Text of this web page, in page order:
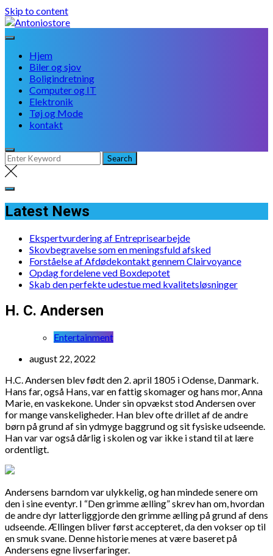
Skip to content
Hjem
Biler og sjov
Boligindretning
Computer og IT
Elektronik
Tøj og Mode
kontakt
Latest News
Ekspertvurdering af Entreprisearbejde
Skovbegravelse som en meningsfuld afsked
Forståelse af Afdødekontakt gennem Clairvoyance
Opdag fordelene ved Boxdepotet
Skab den perfekte udestue med kvalitetsløsninger
H. C. Andersen
Entertainment
august 22, 2022
H.C. Andersen blev født den 2. april 1805 i Odense, Danmark.
Hans far, også Hans, var en fattig skomager og hans mor, Anna
Marie, en vaskekone. Under sin opvækst stod Andersen over
for mange vanskeligheder. Han blev ofte drillet af de andre
børn på grund af sin ydmyge baggrund og sit fysiske udseende.
Han var var også dårlig i skolen og var ikke i stand til at lære
ordentligt.
Andersens barndom var ulykkelig, og han mindede senere om
den i sine eventyr. I “Den grimme ælling” skrev han om, hvordan
de andre dyr latterliggjorde den grimme ælling på grund af dens
udseende. Ællingen bliver først accepteret, da den vokser op til
en smuk svane. Denne historie menes at være baseret på
Andersens egne livserfaringer.